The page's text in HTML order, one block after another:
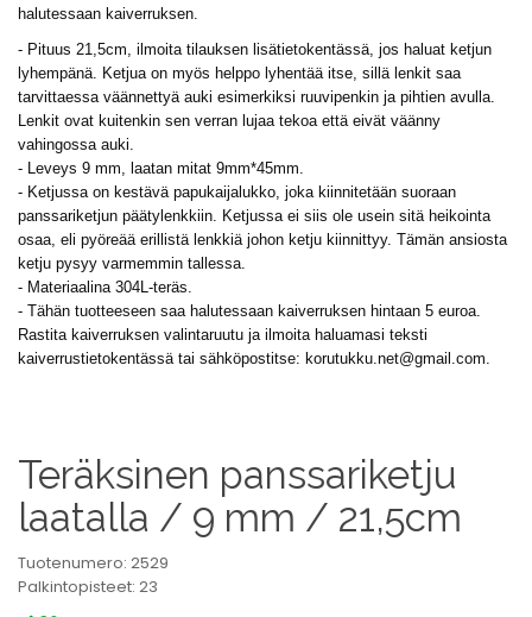
halutessaan kaiverruksen.
- Pituus 21,5cm, ilmoita tilauksen lisätietokentässä, jos haluat ketjun
lyhempänä. Ketjua on myös helppo lyhentää itse, sillä lenkit saa
tarvittaessa väännettyä auki esimerkiksi ruuvipenkin ja pihtien avulla.
Lenkit ovat kuitenkin sen verran lujaa tekoa että eivät väänny
vahingossa auki.
- Leveys 9 mm, laatan mitat 9mm*45mm.
- Ketjussa on kestävä papukaijalukko, joka kiinnitetään suoraan
panssariketjun päätylenkkiin. Ketjussa ei siis ole usein sitä heikointa
osaa, eli pyöreää erillistä lenkkiä johon ketju kiinnittyy. Tämän ansiosta
ketju pysyy varmemmin tallessa.
- Materiaalina 304L-teräs.
- Tähän tuotteeseen saa halutessaan kaiverruksen hintaan 5 euroa.
Rastita kaiverruksen valintaruutu ja ilmoita haluamasi teksti
kaiverrustietokentässä tai sähköpostitse: korutukku.net@gmail.com.
Teräksinen panssariketju
laatalla / 9 mm / 21,5cm
Tuotenumero: 2529
Palkintopisteet: 23